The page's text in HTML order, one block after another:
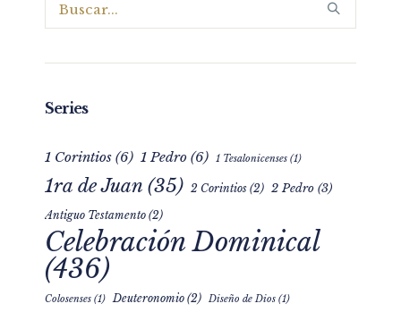
1 Corintios(6) 1 Pedro 1 Tesalonicenses(1)
1ra de Juan(35)
Antiguo Testamento(2)
Celebración Dominical
(436)